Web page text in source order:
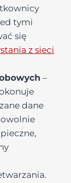
tymi
się
z sieci
–
dane